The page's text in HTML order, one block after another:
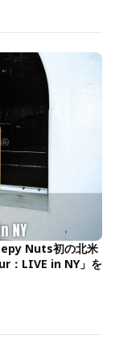
Nuts初の北米
：LIVE in NY」を